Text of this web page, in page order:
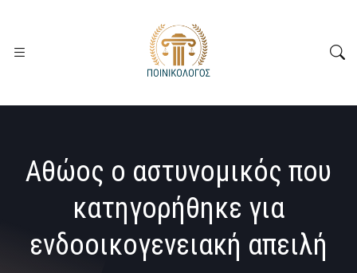
Αθώος ο αστυνομικός που
κατηγορήθηκε για
ενδοοικογενειακή απειλή